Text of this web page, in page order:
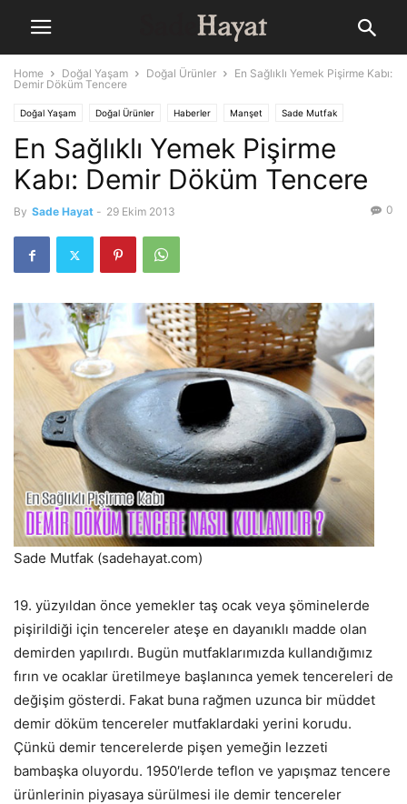
Home Doğal Yaşam Doğal Ürünler
En Sağlıklı Yemek Pişirme Kabı:
Demir Döküm Tencere
Doğal Yaşam Doğal Ürünler Haberler Manşet Sade Mutfak
Mutfak Bilgileri Yaşam
En Sağlıklı Yemek Pişirme
Kabı: Demir Döküm Tencere
By Sade Hayat - 29 Ekim 2013 0
Sade Mutfak (sadehayat.com)
19. yüzyıldan önce yemekler taş ocak veya şöminelerde
pişirildiği için tencereler ateşe en dayanıklı madde olan
demirden yapılırdı. Bugün mutfaklarımızda kullandığımız
fırın ve ocaklar üretilmeye başlanınca yemek tencereleri de
değişim gösterdi. Fakat buna rağmen uzunca bir müddet
demir döküm tencereler mutfaklardaki yerini korudu.
Çünkü demir tencerelerde pişen yemeğin lezzeti
bambaşka oluyordu. 1950′lerde teflon ve yapışmaz tencere
ürünlerinin piyasaya sürülmesi ile demir tencereler